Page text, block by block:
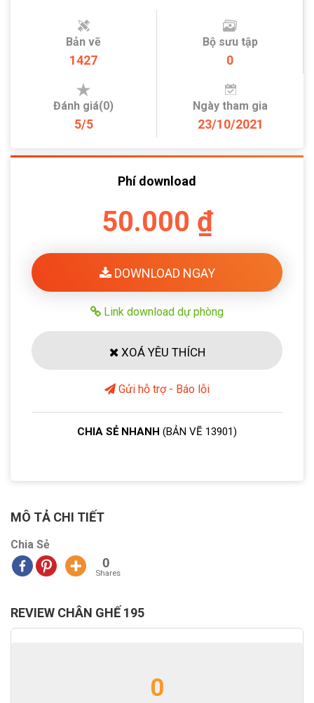
Bản vẽ
1427
Bộ sưu tập
0
Đánh giá(0)
5/5
Ngày tham gia
23/10/2021
Phí download
50.000 ₫
DOWNLOAD NGAY
Link download dự phòng
XOÁ YÊU THÍCH
Gửi hỗ trợ - Báo lỗi
CHIA SẺ NHANH (BẢN VẼ 13901)
MÔ TẢ CHI TIẾT
Chia Sẻ
0
Shares
REVIEW CHÂN GHẾ 195
0